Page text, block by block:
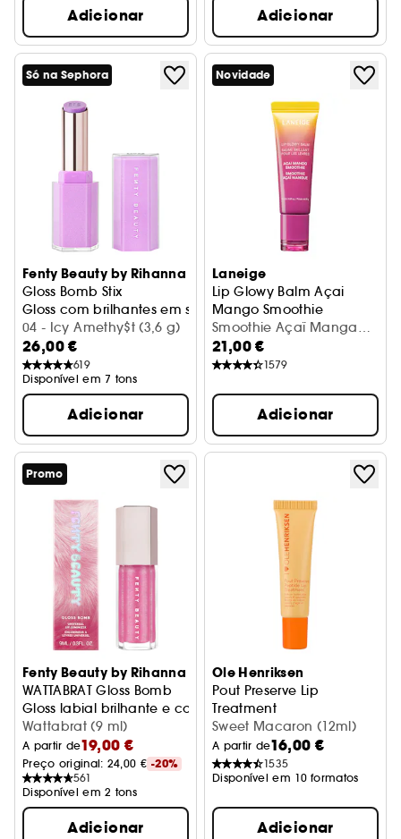
Adicionar Adicionar
Só na Sephora
Fenty Beauty by Rihanna
Gloss Bomb Stix
Gloss com brilhantes em stick
04 - Icy Amethy$t (3,6 g)
26,00 €
619
Disponível em 7 tons
Adicionar
Novidade
Laneige
Lip Glowy Balm Açai
Mango Smoothie
Bálsamo labial brilhante e
Smoothie Açaï Manga
(10 g)
21,00 €
1579
Adicionar
Promo
Fenty Beauty by Rihanna
WATTABRAT Gloss Bomb
Gloss labial brilhante e com purpurina
Wattabrat (9 ml)
A partir de19,00 €
Preço original: 24,00 € -20%
561
Disponível em 2 tons
Adicionar
Ole Henriksen
Pout Preserve Lip
Treatment
Tratamento Hidratante de
Sweet Macaron (12ml)
A partir de16,00 €
1535
Disponível em 10 formatos
Adicionar